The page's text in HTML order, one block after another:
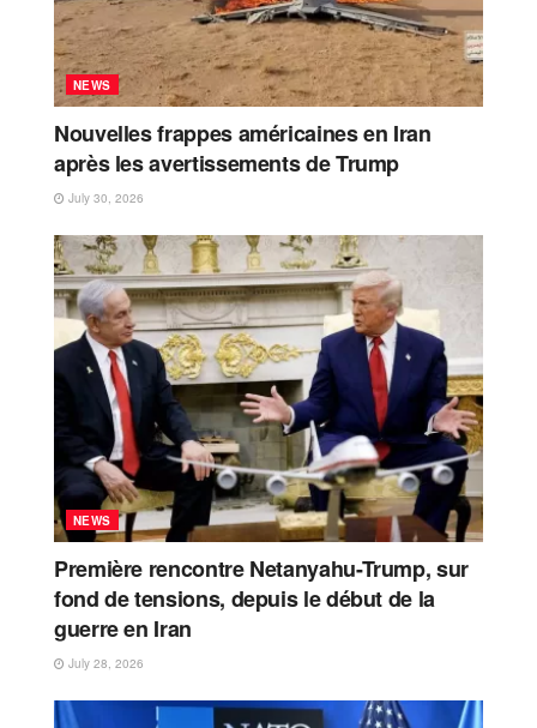
NEWS
Nouvelles frappes américaines en Iran
après les avertissements de Trump
July 30, 2026
NEWS
Première rencontre Netanyahu-Trump, sur
fond de tensions, depuis le début de la
guerre en Iran
July 28, 2026